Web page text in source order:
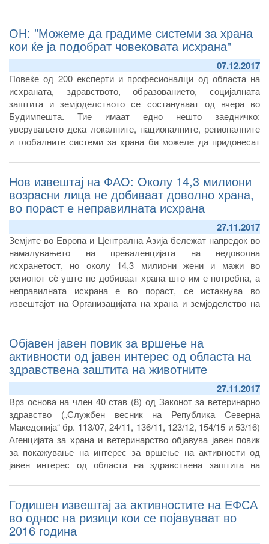
на граничните премини при увоз на живина, месо и нус
производи од месо од живина.
ОН: "Можеме да градиме системи за храна
кои ќе ја подобрат човековата исхрана"
07.12.2017
Повеќе од 200 експерти и професионалци од областа на
исхраната, здравството, образованието, социјалната
заштита и земјоделството се состануваат од вчера во
Будимпешта. Тие имаат едно нешто заедничко:
уверувањето дека локалните, националните, регионалните
и глобалните системи за храна би можеле да придонесат
луѓето.
Нов извештај на ФАО: Околу 14,3 милиони
возрасни лица не добиваат доволно храна,
во пораст е неправилната исхрана
27.11.2017
Земјите во Европа и Централна Азија бележат напредок во
намалувањето на преваленцијата на недоволна
исхранетост, но околу 14,3 милиони жени и мажи во
регионот сè уште не добиваат храна што им е потребна, а
неправилната исхрана е во пораст, се истакнува во
извештајот на Организацијата на храна и земјоделство на
Објавен јавен повик за вршење на
активности од јавен интерес од областа на
здравствена заштита на животните
27.11.2017
Врз основа на член 40 став (8) од Законот за ветеринарно
здравство („Службен весник на Република Северна
Македонија“ бр. 113/07, 24/11, 136/11, 123/12, 154/15 и 53/16)
Агенцијата за храна и ветеринарство објавува јавен повик
за покажување на интерес за вршење на активности од
јавен интерес од областа на здравствена заштита на
Годишен извештај за активностите на ЕФСА
во однос на ризици кои се појавуваат во
2016 година